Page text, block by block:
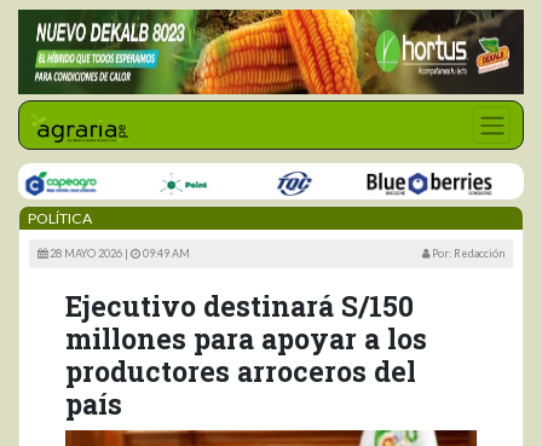
POLÍTICA
28 MAYO 2026 | 09:49 AM Por: Redacción
Ejecutivo destinará S/150
millones para apoyar a los
productores arroceros del
país